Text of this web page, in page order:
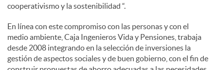
cooperativismo y la sostenibilidad “.
En línea con este compromiso con las personas y con el
medio ambiente, Caja Ingenieros Vida y Pensiones, trabaja
desde 2008 integrando en la selección de inversiones la
gestión de aspectos sociales y de buen gobierno, con el fin de